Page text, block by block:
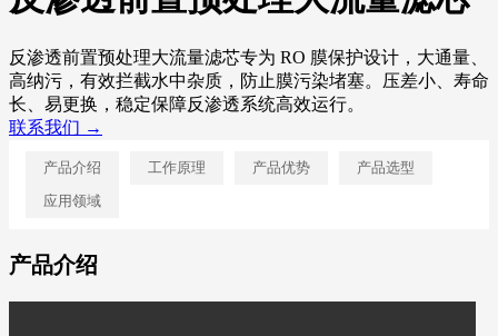
反渗透前置预处理大流量滤芯专为 RO 膜保护设计，大通量、
高纳污，有效拦截水中杂质，防止膜污染堵塞。压差小、寿命
长、易更换，稳定保障反渗透系统高效运行。
联系我们 →
产品介绍 工作原理 产品优势
产品选型
应用领域
产品介绍